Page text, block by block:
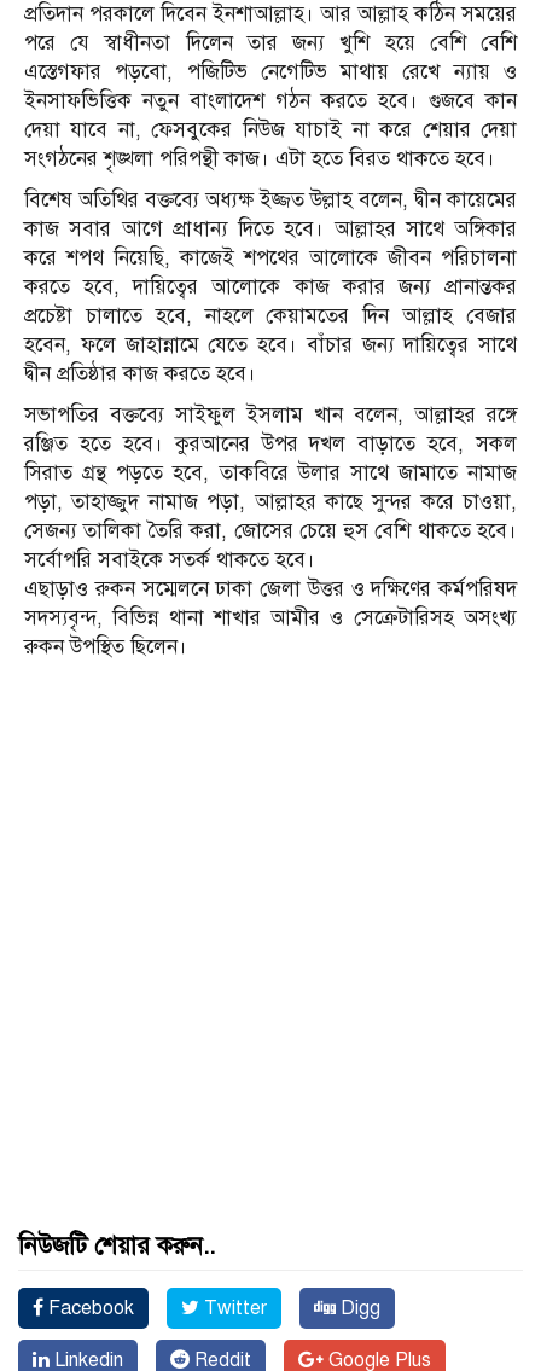
প্রতিদান পরকালে দিবেন ইনশাআল্লাহ। আর আল্লাহ কঠিন সময়ের
পরে যে স্বাধীনতা দিলেন তার জন্য খুশি হয়ে বেশি বেশি
এস্তেগফার পড়বো, পজিটিভ নেগেটিভ মাথায় রেখে ন্যায় ও
ইনসাফভিত্তিক নতুন বাংলাদেশ গঠন করতে হবে। গুজবে কান
দেয়া যাবে না, ফেসবুকের নিউজ যাচাই না করে শেয়ার দেয়া
সংগঠনের শৃঙ্খলা পরিপন্থী কাজ। এটা হতে বিরত থাকতে হবে।
বিশেষ অতিথির বক্তব্যে অধ্যক্ষ ইজ্জত উল্লাহ বলেন, দ্বীন কায়েমের
কাজ সবার আগে প্রাধান্য দিতে হবে। আল্লাহর সাথে অঙ্গিকার
করে শপথ নিয়েছি, কাজেই শপথের আলোকে জীবন পরিচালনা
করতে হবে, দায়িত্বের আলোকে কাজ করার জন্য প্রানান্তকর
প্রচেষ্টা চালাতে হবে, নাহলে কেয়ামতের দিন আল্লাহ বেজার
হবেন, ফলে জাহান্নামে যেতে হবে। বাঁচার জন্য দায়িত্বের সাথে
দ্বীন প্রতিষ্ঠার কাজ করতে হবে।
সভাপতির বক্তব্যে সাইফুল ইসলাম খান বলেন, আল্লাহর রঙ্গে
রঞ্জিত হতে হবে। কুরআনের উপর দখল বাড়াতে হবে, সকল
সিরাত গ্রন্থ পড়তে হবে, তাকবিরে উলার সাথে জামাতে নামাজ
পড়া, তাহাজ্জুদ নামাজ পড়া, আল্লাহর কাছে সুন্দর করে চাওয়া,
সেজন্য তালিকা তৈরি করা, জোসের চেয়ে হুস বেশি থাকতে হবে।
সর্বোপরি সবাইকে সতর্ক থাকতে হবে।
এছাড়াও রুকন সম্মেলনে ঢাকা জেলা উত্তর ও দক্ষিণের কর্মপরিষদ
সদস্যবৃন্দ, বিভিন্ন থানা শাখার আমীর ও সেক্রেটারিসহ অসংখ্য
রুকন উপস্থিত ছিলেন।
নিউজটি শেয়ার করুন..
Facebook Twitter Digg
Linkedin Reddit Google Plus